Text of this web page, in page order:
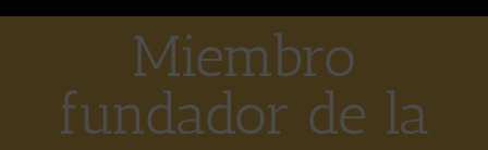
Miembro
fundador de la